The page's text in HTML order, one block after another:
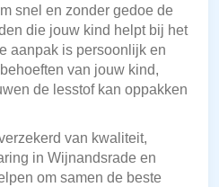
snel en zonder gedoe de
die jouw kind helpt bij het
aanpak is persoonlijk en
van jouw kind,
de lesstof kan oppakken
van kwaliteit,
in Wijnandsrade en
om samen de beste